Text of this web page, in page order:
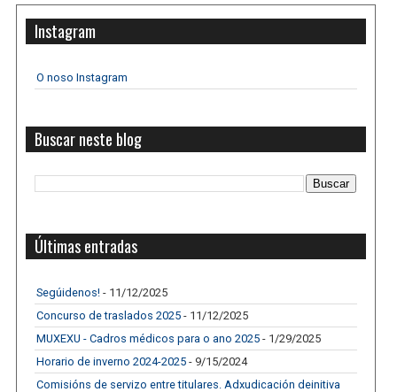
Instagram
O noso Instagram
Buscar neste blog
Últimas entradas
Segúidenos! - 11/12/2025
Concurso de traslados 2025 - 11/12/2025
MUXEXU - Cadros médicos para o ano 2025 - 1/29/2025
Horario de inverno 2024-2025 - 9/15/2024
Comisións de servizo entre titulares. Adxudicación deinitiva